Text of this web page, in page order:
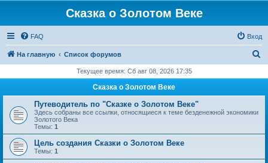
Сказка о Золотом Веке
FAQ Вход
На главную Список форумов
с
Текущее время: Сб авг 08, 2026 17:35
Сказка о Золотом Веке
Путеводитель по "Сказке о Золотом Веке"
Здесь собраны все ссылки, относящиеся к теме безденежной экономики
Золотого Века
Темы: 1
Цель создания Сказки о Золотом Веке
Темы: 1